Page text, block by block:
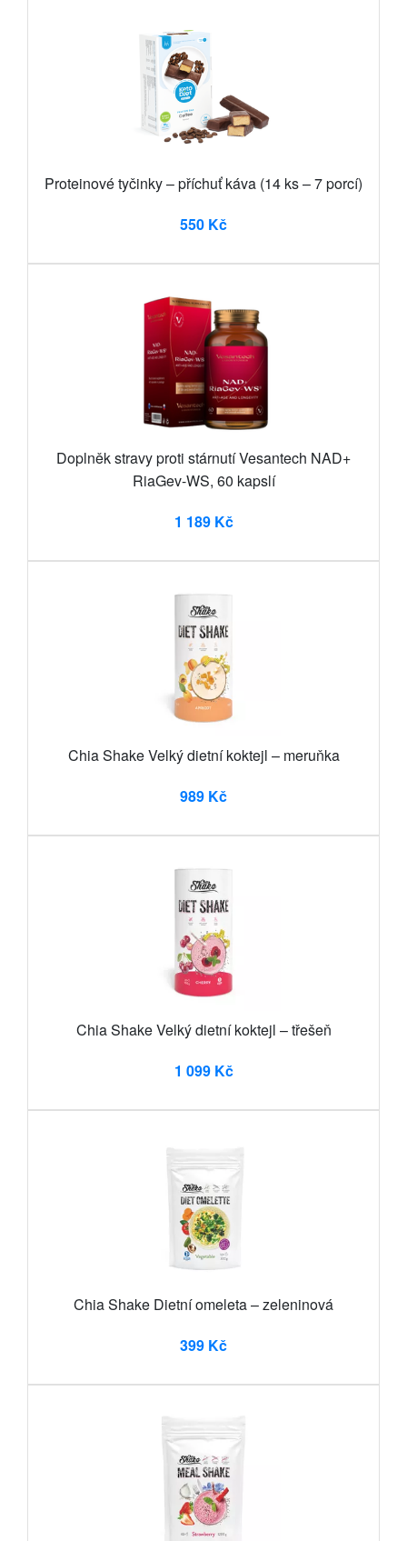
Proteinové tyčinky – příchuť káva (14 ks – 7 porcí)
550 Kč
Doplněk stravy proti stárnutí Vesantech NAD+
RiaGev-WS, 60 kapslí
1 189 Kč
Chia Shake Velký dietní koktejl – meruňka
989 Kč
Chia Shake Velký dietní koktejl – třešeň
1 099 Kč
Chia Shake Dietní omeleta – zeleninová
399 Kč